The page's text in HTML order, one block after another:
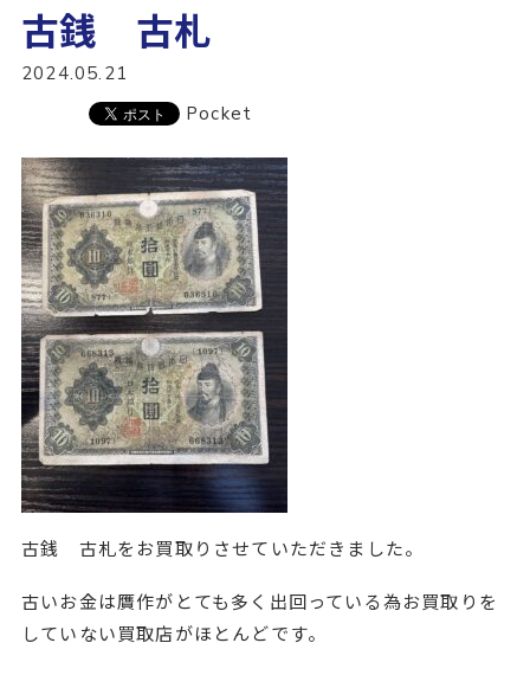
古銭 古札
2024.05.21
Pocket
古銭 古札をお買取りさせていただきました。
古いお金は贋作がとても多く出回っている為お買取りを
していない買取店がほとんどです。